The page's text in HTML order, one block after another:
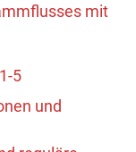
mit
5
und